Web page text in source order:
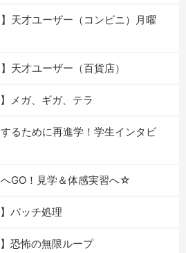
天才ユーザー（コンビニ）月曜
天才ユーザー（百貨店）
メガ、ギガ、テラ
るために再進学！学生インタビ
GO！見学＆体感実習へ☆
バッチ処理
恐怖の無限ループ